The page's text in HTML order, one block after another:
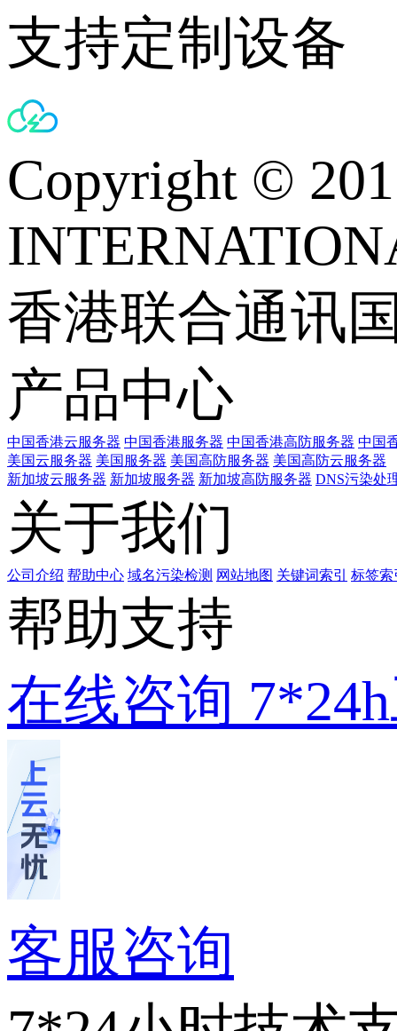
支持定制设备
Copyright ©
香港联合通讯
产品中心
中国香港云服务器 中国香港服务器 中国香港高防服务器 中国
美国云服务器 美国服务器 美国高防服务器 美国高防云服务器
新加坡云服务器 新加坡服务器 新加坡高防服务器 DNS污染处
关于我们
公司介绍 帮助中心 域名污染检测 网站地图 关键词索引 标签索
帮助支持
在线咨询
客服咨询